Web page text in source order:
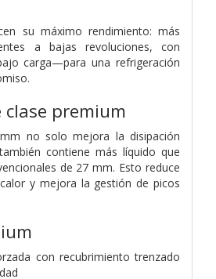
su máximo rendimiento: más
a bajas revoluciones, con
carga—para una refrigeración
clase premium
no solo mejora la disipación
contiene más líquido que
de 27 mm. Esto reduce
y mejora la gestión de picos
con recubrimiento trenzado